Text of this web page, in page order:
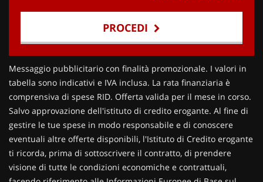
PROCEDI
Contattaci
Messaggio pubblicitario con finalità promozionale. I valori in
tabella sono indicativi e IVA inclusa. La rata finanziaria è
comprensiva di spese RID. Offerta valida per il mese in corso.
Salvo approvazione dell'istituto di credito erogante. Al fine di
gestire le tue spese in modo responsabile e di conoscere
eventuali altre offerte disponibili, l'Istituto di Credito erogante
ti ricorda, prima di sottoscrivere il contratto, di prendere
visione di tutte le condizioni economiche e contrattuali,